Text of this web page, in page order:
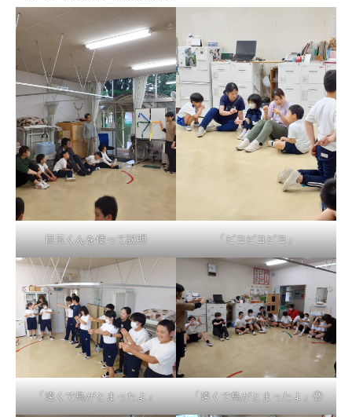
目玉くんを使って説明 「ピヨピヨピヨ」
「遠くで鳥がとまったよ」 「遠くで鳥がとまったよ」②